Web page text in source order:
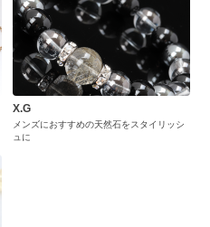
X.G
メンズにおすすめの天然石をスタイリッシ
ュに